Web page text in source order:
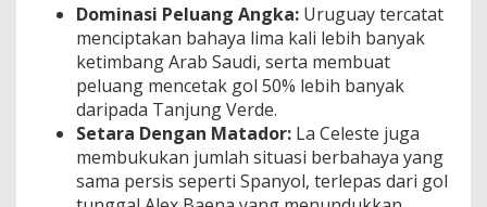
Dominasi Peluang Angka: Uruguay tercatat
menciptakan bahaya lima kali lebih banyak
ketimbang Arab Saudi, serta membuat
peluang mencetak gol 50% lebih banyak
daripada Tanjung Verde.
Setara Dengan Matador: La Celeste juga
membukukan jumlah situasi berbahaya yang
sama persis seperti Spanyol, terlepas dari gol